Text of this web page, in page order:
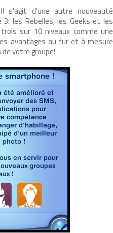
s'agit d'une autre nouveauté
les Rebelles, les Geeks et les
sur 10 niveaux comme une
avantages au fur et à mesure
votre groupe!